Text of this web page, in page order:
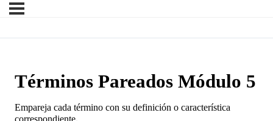
Términos Pareados Módulo 5
Empareja cada término con su definición o característica